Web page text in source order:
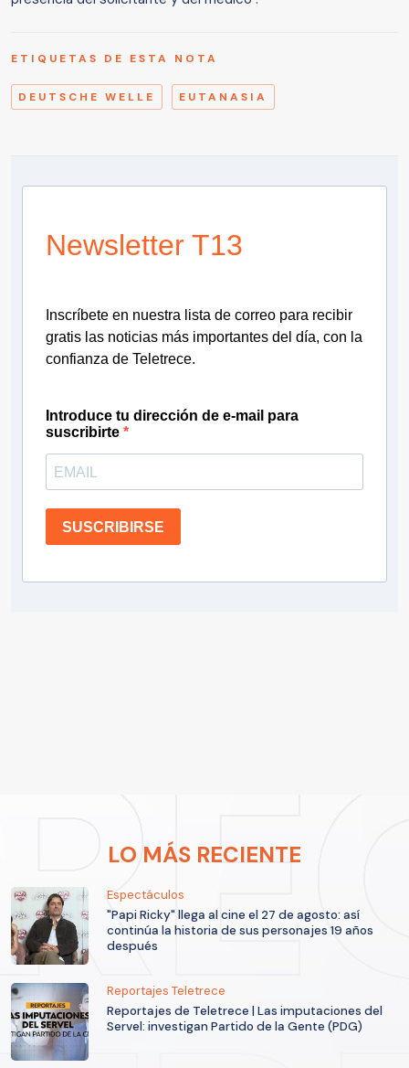
ETIQUETAS DE ESTA NOTA
DEUTSCHE WELLE EUTANASIA
Newsletter T13
Inscríbete en nuestra lista de correo para recibir
gratis las noticias más importantes del día, con la
confianza de Teletrece.
Introduce tu dirección de e-mail para
suscribirte
SUSCRIBIRSE
LO MÁS RECIENTE
Espectáculos
"Papi Ricky" llega al cine el 27 de agosto: así
continúa la historia de sus personajes 19 años
después
Reportajes Teletrece
Reportajes de Teletrece | Las imputaciones del
Servel: investigan Partido de la Gente (PDG)